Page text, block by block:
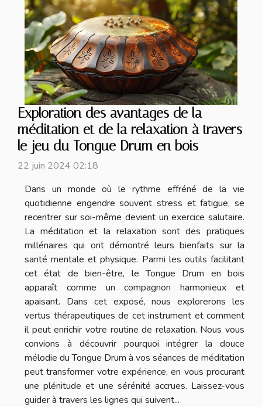
Exploration des avantages de la
méditation et de la relaxation à travers
le jeu du Tongue Drum en bois
22 juin 2024 02:18
Dans un monde où le rythme effréné de la vie
quotidienne engendre souvent stress et fatigue, se
recentrer sur soi-même devient un exercice salutaire.
La méditation et la relaxation sont des pratiques
millénaires qui ont démontré leurs bienfaits sur la
santé mentale et physique. Parmi les outils facilitant
cet état de bien-être, le Tongue Drum en bois
apparaît comme un compagnon harmonieux et
apaisant. Dans cet exposé, nous explorerons les
vertus thérapeutiques de cet instrument et comment
il peut enrichir votre routine de relaxation. Nous vous
convions à découvrir pourquoi intégrer la douce
mélodie du Tongue Drum à vos séances de méditation
peut transformer votre expérience, en vous procurant
une plénitude et une sérénité accrues. Laissez-vous
guider à travers les lignes qui suivent...